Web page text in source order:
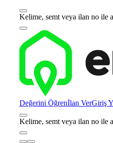
Kelime, semt veya ilan no ile
Değerini Öğrenİlan VerGiriş
Kelime, semt veya ilan no ile